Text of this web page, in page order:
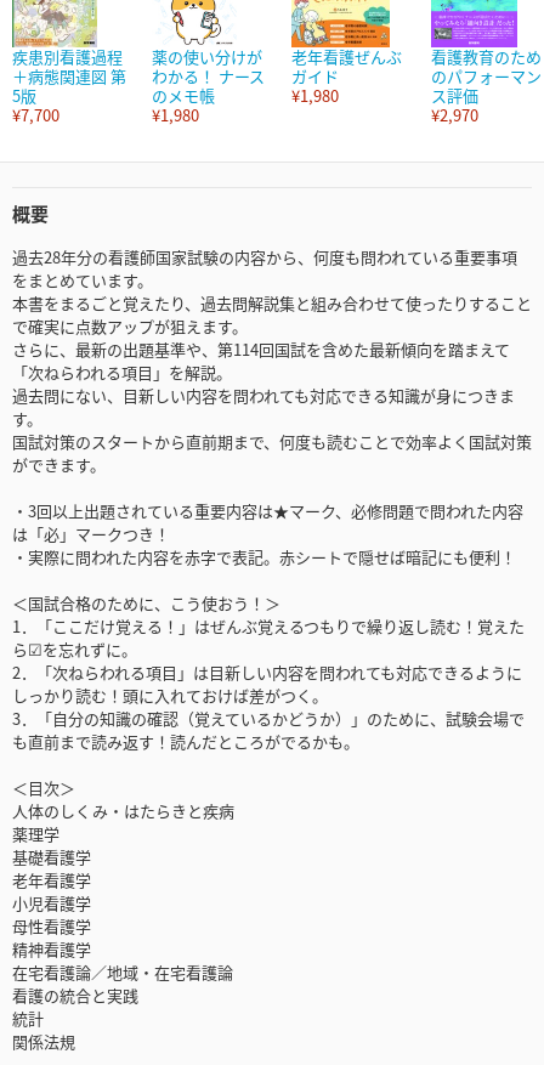
疾患別看護過程
＋病態関連図 第
5版
¥7,700
薬の使い分けが
わかる！ ナース
のメモ帳
¥1,980
老年看護ぜんぶ
ガイド
¥1,980
看護教育のため
のパフォーマン
ス評価
¥2,970
概要
過去28年分の看護師国家試験の内容から、何度も問われている重要事項
をまとめています。
本書をまるごと覚えたり、過去問解説集と組み合わせて使ったりすること
で確実に点数アップが狙えます。
さらに、最新の出題基準や、第114回国試を含めた最新傾向を踏まえて
「次ねらわれる項目」を解説。
過去問にない、目新しい内容を問われても対応できる知識が身につきま
す。
国試対策のスタートから直前期まで、何度も読むことで効率よく国試対策
ができます。
・3回以上出題されている重要内容は★マーク、必修問題で問われた内容
は「必」マークつき！
・実際に問われた内容を赤字で表記。赤シートで隠せば暗記にも便利！
＜国試合格のために、こう使おう！＞
1．「ここだけ覚える！」はぜんぶ覚えるつもりで繰り返し読む！覚えた
ら☑を忘れずに。
2．「次ねらわれる項目」は目新しい内容を問われても対応できるように
しっかり読む！頭に入れておけば差がつく。
3．「自分の知識の確認（覚えているかどうか）」のために、試験会場で
も直前まで読み返す！読んだところがでるかも。
＜目次＞
人体のしくみ・はたらきと疾病
薬理学
基礎看護学
老年看護学
小児看護学
母性看護学
精神看護学
在宅看護論／地域・在宅看護論
看護の統合と実践
統計
関係法規